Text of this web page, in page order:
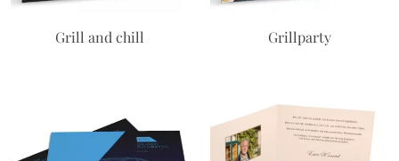
Grill and chill Grillparty